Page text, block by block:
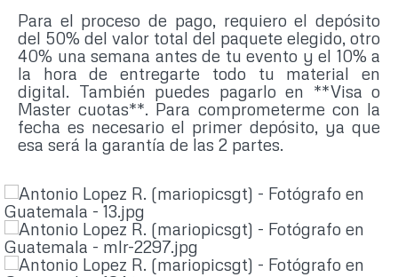
Para el proceso de pago, requiero el depósito
del 50% del valor total del paquete elegido, otro
40% una semana antes de tu evento y el 10% a
la hora de entregarte todo tu material en
digital. También puedes pagarlo en **Visa o
Master cuotas**. Para comprometerme con la
fecha es necesario el primer depósito, ya que
esa será la garantía de las 2 partes.